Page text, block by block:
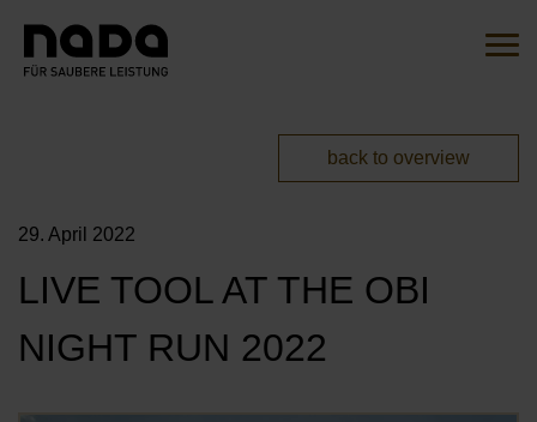
back to overview
29. April 2022
LIVE TOOL AT THE OBI
NIGHT RUN 2022